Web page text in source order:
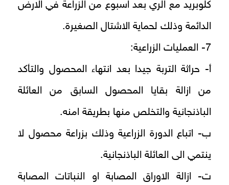
كلوبريد مع الري بعد اسبوع من الزراعة في الارض
الدائمة وذلك لحماية الاشتال الصغيرة.
7- العمليات الزراعية:
أ- حراثة التربة جيدا بعد انتهاء المحصول والتأكد
من ازالة بقايا المحصول السابق من العائلة
الباذنجانية والتخلص منها بطريقة امنه.
ب- اتباع الدورة الزراعية وذلك بزراعة محصول لا
ينتمي الى العائلة الباذنجانية.
ت- ازالة الاوراق المصابة او النباتات المصابة